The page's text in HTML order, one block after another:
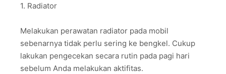
1. Radiator
Melakukan perawatan radiator pada mobil
sebenarnya tidak perlu sering ke bengkel. Cukup
lakukan pengecekan secara rutin pada pagi hari
sebelum Anda melakukan aktifitas.